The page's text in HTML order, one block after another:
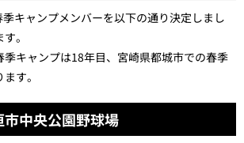
キャンプメンバーを以下の通り決定しまし
。
キャンプは18年目、宮崎県都城市での春季
す。
中央公園野球場